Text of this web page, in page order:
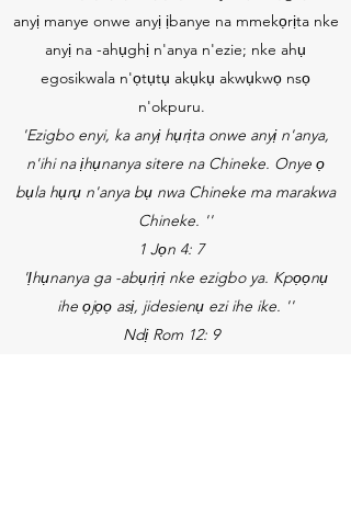
anyị manye onwe anyị ịbanye na mmekọrịta nke
anyị na -ahụghị n'anya n'ezie; nke ahụ
egosikwala n'ọtụtụ akụkụ akwụkwọ nsọ
n'okpuru.
'Ezigbo enyi, ka anyị hụrịta onwe anyị n'anya,
n'ihi na ịhụnanya sitere na Chineke. Onye ọ
bụla hụrụ n'anya bụ nwa Chineke ma marakwa
Chineke. ''
1 Jọn 4: 7
'Ịhụnanya ga -abụrịrị nke ezigbo ya. Kpọọnụ
ihe ọjọọ asị, jidesienụ ezi ihe ike. ''
Ndị Rom 12: 9